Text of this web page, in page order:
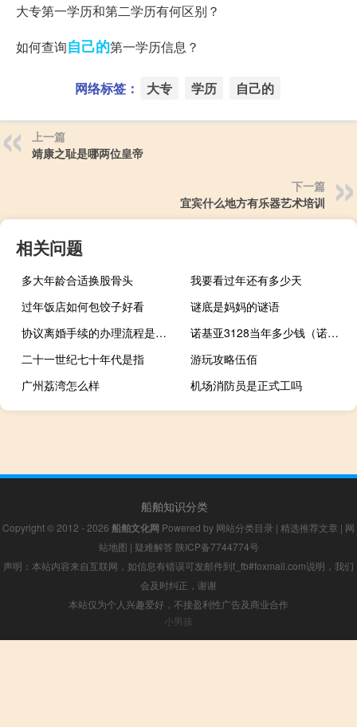
大专第一学历和第二学历有何区别？
如何查询自己的第一学历信息？
网络标签： 大专 学历 自己的
上一篇
靖康之耻是哪两位皇帝
下一篇
宜宾什么地方有乐器艺术培训
相关问题
多大年龄合适换股骨头
我要看过年还有多少天
过年饭店如何包饺子好看
谜底是妈妈的谜语
协议离婚手续的办理流程是什么样的
诺基亚3128当年多少钱（诺基亚3128(诺基亚3128手机)）
二十一世纪七十年代是指
游玩攻略伍佰
广州荔湾怎么样
机场消防员是正式工吗
船舶知识分类
Copyright © 2012 - 2026 船舶文化网 Powered by 网站分类目录 | 精选推荐文章 | 网
站地图 | 疑难解答 陕ICP备7744774号
声明：本站内容来自互联网，如信息有错误可发邮件到f_fb#foxmail.com说明，我们
会及时纠正，谢谢
本站仅为个人兴趣爱好，不接盈利性广告及商业合作
小男孩